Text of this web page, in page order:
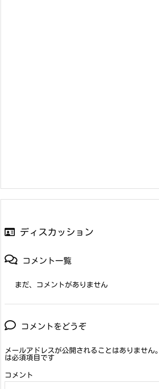
ディスカッション
コメント一覧
まだ、コメントがありません
コメントをどうぞ
メールアドレスが公開されることはありません。
は必須項目です
コメント